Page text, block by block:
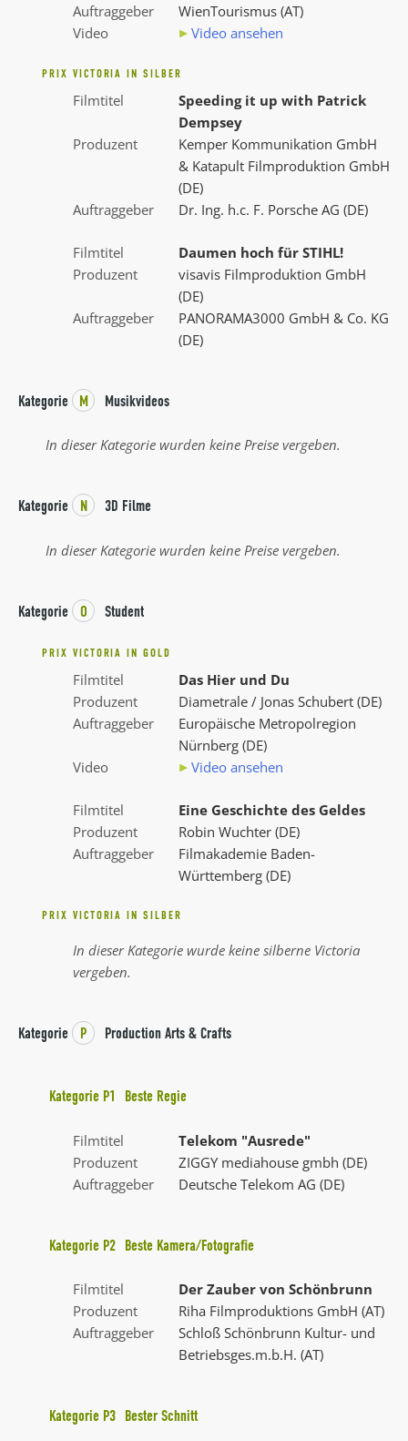
Auftraggeber
WienTourismus (AT)
Video
Video ansehen
PRIX VICTORIA IN SILBER
Filmtitel
Speeding it up with Patrick
Dempsey
Produzent
Kemper Kommunikation GmbH
& Katapult Filmproduktion GmbH
(DE)
Auftraggeber
Dr. Ing. h.c. F. Porsche AG (DE)
Filmtitel
Daumen hoch für STIHL!
Produzent
visavis Filmproduktion GmbH
(DE)
Auftraggeber
PANORAMA3000 GmbH & Co. KG
(DE)
Kategorie M Musikvideos
In dieser Kategorie wurden keine Preise vergeben.
Kategorie N 3D Filme
In dieser Kategorie wurden keine Preise vergeben.
Kategorie O Student
PRIX VICTORIA IN GOLD
Filmtitel
Das Hier und Du
Produzent
Diametrale / Jonas Schubert (DE)
Auftraggeber
Europäische Metropolregion
Nürnberg (DE)
Video
Video ansehen
Filmtitel
Eine Geschichte des Geldes
Produzent
Robin Wuchter (DE)
Auftraggeber
Filmakademie Baden-
Württemberg (DE)
PRIX VICTORIA IN SILBER
In dieser Kategorie wurde keine silberne Victoria
vergeben.
Kategorie P Production Arts & Crafts
Kategorie P1 Beste Regie
Filmtitel
Telekom "Ausrede"
Produzent
ZIGGY mediahouse gmbh (DE)
Auftraggeber
Deutsche Telekom AG (DE)
Kategorie P2 Beste Kamera/Fotografie
Filmtitel
Der Zauber von Schönbrunn
Produzent
Riha Filmproduktions GmbH (AT)
Auftraggeber
Schloß Schönbrunn Kultur- und
Betriebsges.m.b.H. (AT)
Kategorie P3 Bester Schnitt